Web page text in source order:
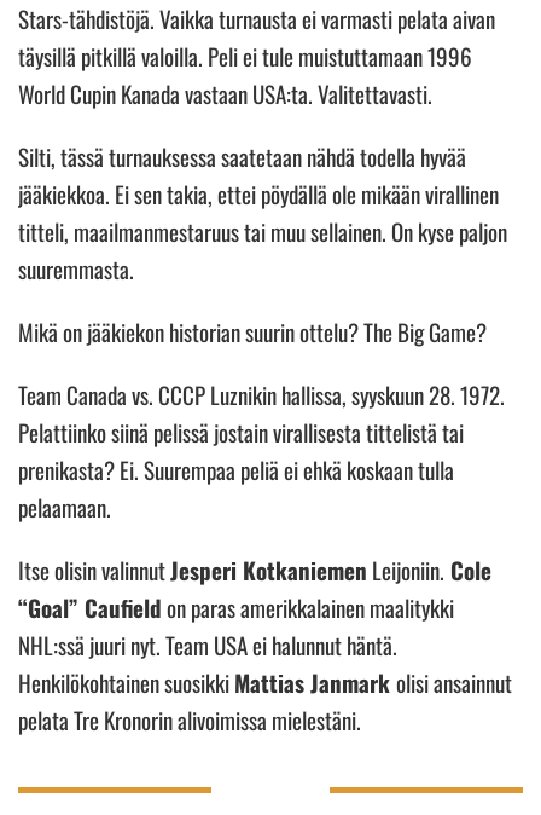
Stars-tähdistöjä. Vaikka turnausta ei varmasti pelata aivan
täysillä pitkillä valoilla. Peli ei tule muistuttamaan 1996
World Cupin Kanada vastaan USA:ta. Valitettavasti.
Silti, tässä turnauksessa saatetaan nähdä todella hyvää
jääkiekkoa. Ei sen takia, ettei pöydällä ole mikään virallinen
titteli, maailmanmestaruus tai muu sellainen. On kyse paljon
suuremmasta.
Mikä on jääkiekon historian suurin ottelu? The Big Game?
Team Canada vs. CCCP Luznikin hallissa, syyskuun 28. 1972.
Pelattiinko siinä pelissä jostain virallisesta tittelistä tai
prenikasta? Ei. Suurempaa peliä ei ehkä koskaan tulla
pelaamaan.
Itse olisin valinnutJesperi Kotkaniemen Leijoniin. Cole
“Goal” Caufieldon paras amerikkalainen maalitykki
NHL:ssä juuri nyt. Team USA ei halunnut häntä.
Henkilökohtainen suosikkiMattias Janmarkolisi ansainnut
pelata Tre Kronorin alivoimissa mielestäni.